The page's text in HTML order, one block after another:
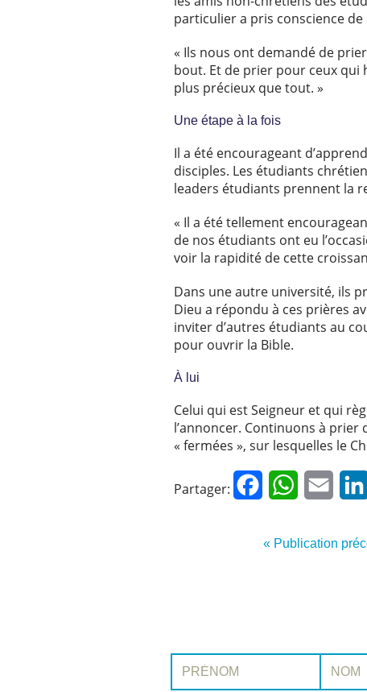
particulier a pris conscience
« Ils nous ont demandé de
bout. Et de prier pour ceux qui
plus précieux que tout. »
Une étape à la fois
Il a été encourageant
disciples. Les étudiants
leaders étudiants prennent la
« Il a été tellement
de nos étudiants ont eu
voir la rapidité de cette
Dans une autre université, ils
Dieu a répondu à ces prières
inviter d’autres étudiants au
pour ouvrir la Bible.
À lui
Celui qui est Seigneur et qui
l’annoncer. Continuons à
« fermées », sur lesquelles le
Partager: FacebookWhatsApp
Email
« Publication
Prénom: Nom: